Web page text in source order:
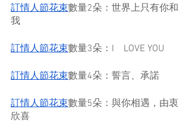
訂情人節花束數量2朵：世界上只有你和
我
訂情人節花束數量3朵：I　LOVE YOU
訂情人節花束數量4朵：誓言、承諾
訂情人節花束數量5朵：與你相遇，由衷
欣喜